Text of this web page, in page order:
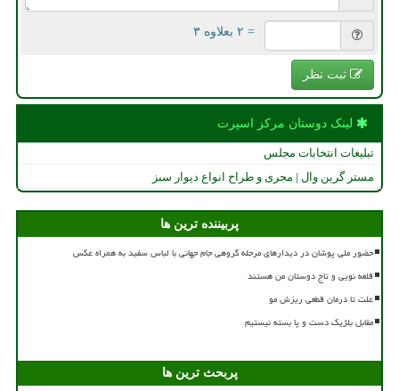
= ۲ بعلاوه ۳
ثبت نظر
لینک دوستان مركز اسپرت
تبلیغات انتخابات مجلس
مستر گرین وال | مجری و طراح انواع دیوار سبز
پربیننده ترین ها
حضور ملی پوشان در دیدارهای مرحله گروهی جام جهانی با لباس سفید به همراه عکس
قلعه نویی و تاج دوستان من هستند
علت تا درمان قطعی ریزش مو
مقابل بلژیک دست و پا بسته نیستیم
پربحث ترین ها